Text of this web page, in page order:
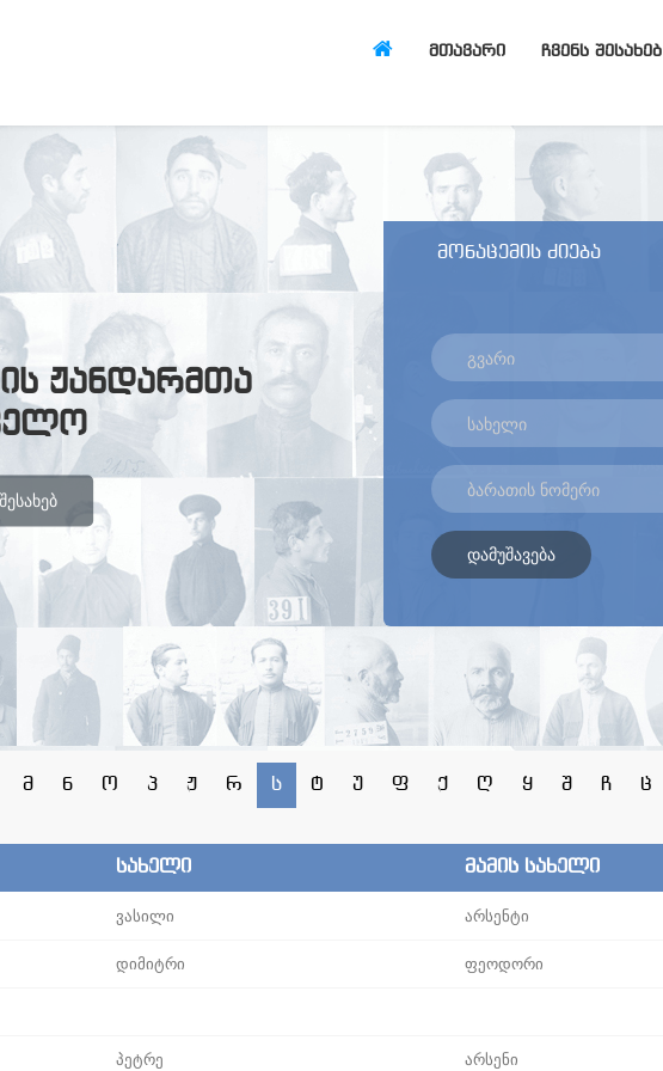
ᲛᲗᲐᲕᲐᲠᲘ ᲩᲕᲔᲜᲡ ᲨᲔᲡᲐᲮᲔᲑ
ჟანდარმთა
მონაცემის ძიება
დამუშავება
მ ნ ო პ ჟ რ ს ტ უ ფ ქ ღ ყ შ ჩ ც
სახელი მამის სახელი
ვასილი არსენტი
დიმიტრი ფეოდორი
პეტრე არსენი